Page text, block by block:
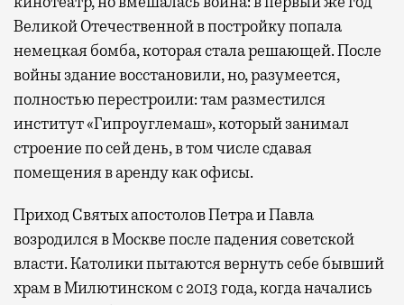
Великой Отечественной в постройку попала
немецкая бомба, которая стала решающей. После
войны здание восстановили, но, разумеется,
полностью перестроили: там разместился
институт «Гипроуглемаш», который занимал
строение по сей день, в том числе сдавая
помещения в аренду как офисы.
Приход Святых апостолов Петра и Павла
возродился в Москве после падения советской
власти. Католики пытаются вернуть себе бывший
храм в Милютинском с 2013 года, когда начались